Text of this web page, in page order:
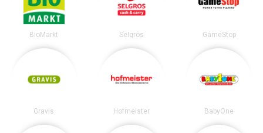
BioMarkt Selgros GameStop
Gravis Hofmeister BabyOne